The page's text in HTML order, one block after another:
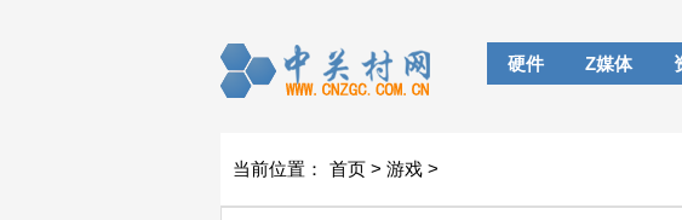
硬件 Z媒体
当前位置： 首页 > 游戏 >